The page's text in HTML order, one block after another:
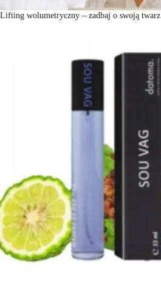
Lifting wolumetryczny – zadbaj o swoją twarz